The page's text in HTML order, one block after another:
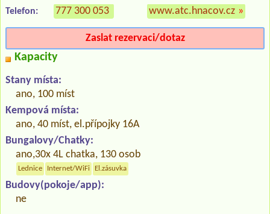
Telefon: 777 300 053 www.atc.hnacov.cz »
Zaslat rezervaci/dotaz
Kapacity
Stany místa:
ano, 100 míst
Kempová místa:
ano, 40 míst, el.přípojky 16A
Bungalovy/Chatky:
ano,30x 4L chatka, 130 osob
Lednice Internet/WiFi El.zásuvka
Budovy(pokoje/app):
ne